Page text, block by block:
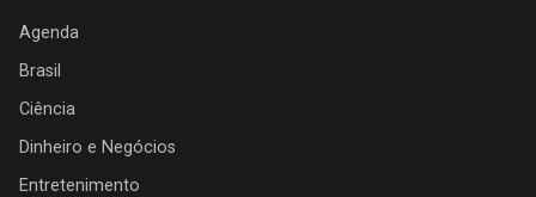
Agenda
Brasil
Ciência
Dinheiro e Negócios
Entretenimento